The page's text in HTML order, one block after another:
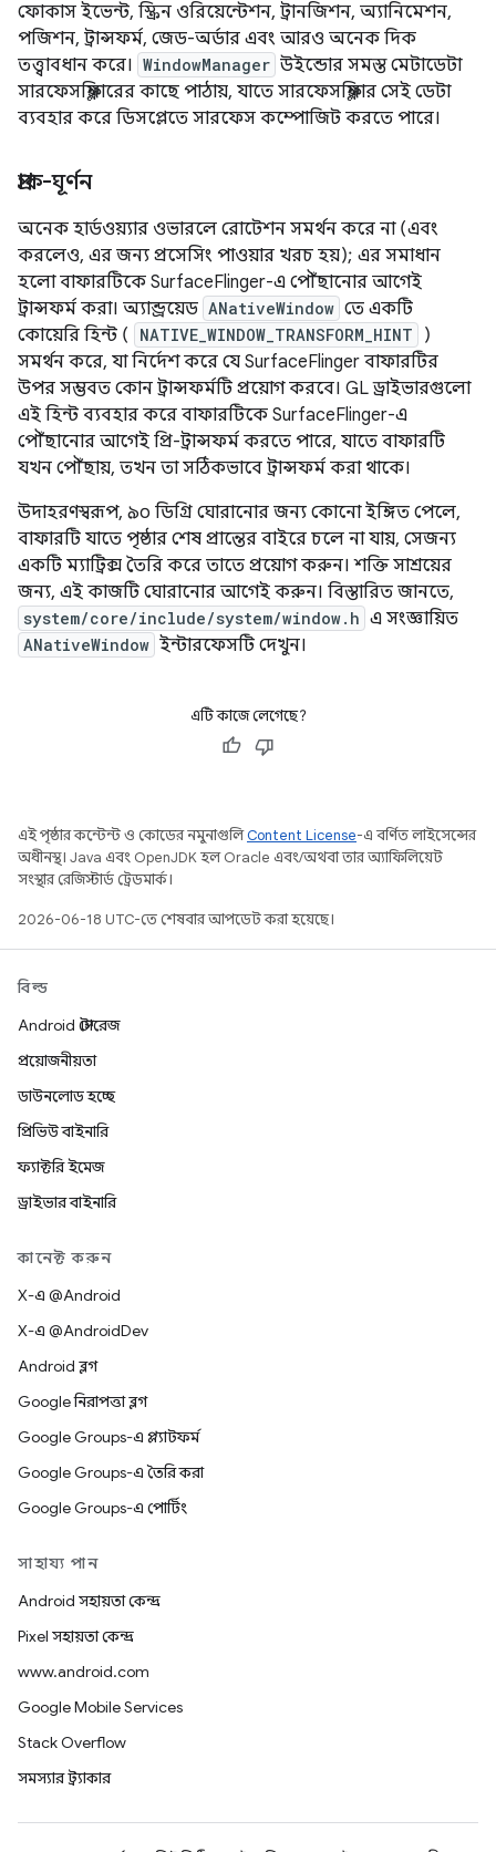
ফোকাস ইভেন্ট, স্ক্রিন ওরিয়েন্টেশন, ট্রানজিশন, অ্যানিমেশন,
পজিশন, ট্রান্সফর্ম, জেড-অর্ডার এবং আরও অনেক দিক
তত্ত্বাবধান করে। WindowManager উইন্ডোর সমস্ত মেটাডেটা
সারফেসফ্লিঙ্গারের কাছে পাঠায়, যাতে সারফেসফ্লিঙ্গার সেই ডেটা
ব্যবহার করে ডিসপ্লেতে সারফেস কম্পোজিট করতে পারে।
প্রাক-ঘূর্ণন
অনেক হার্ডওয়্যার ওভারলে রোটেশন সমর্থন করে না (এবং
করলেও, এর জন্য প্রসেসিং পাওয়ার খরচ হয়); এর সমাধান
হলো বাফারটিকে SurfaceFlinger-এ পৌঁছানোর আগেই
ট্রান্সফর্ম করা। অ্যান্ড্রয়েড ANativeWindow তে একটি
কোয়েরি হিন্ট (
NATIVE_WINDOW_TRANSFORM_HINT
)
সমর্থন করে, যা নির্দেশ করে যে SurfaceFlinger বাফারটির
উপর সম্ভবত কোন ট্রান্সফর্মটি প্রয়োগ করবে। GL ড্রাইভারগুলো
এই হিন্ট ব্যবহার করে বাফারটিকে SurfaceFlinger-এ
পৌঁছানোর আগেই প্রি-ট্রান্সফর্ম করতে পারে, যাতে বাফারটি
যখন পৌঁছায়, তখন তা সঠিকভাবে ট্রান্সফর্ম করা থাকে।
উদাহরণস্বরূপ, ৯০ ডিগ্রি ঘোরানোর জন্য কোনো ইঙ্গিত পেলে,
বাফারটি যাতে পৃষ্ঠার শেষ প্রান্তের বাইরে চলে না যায়, সেজন্য
একটি ম্যাট্রিক্স তৈরি করে তাতে প্রয়োগ করুন। শক্তি সাশ্রয়ের
জন্য, এই কাজটি ঘোরানোর আগেই করুন। বিস্তারিত জানতে,
system/core/include/system/window.h এ সংজ্ঞায়িত
ANativeWindow ইন্টারফেসটি দেখুন।
এটি কাজে লেগেছে?
এই পৃষ্ঠার কন্টেন্ট ও কোডের নমুনাগুলিContent License-এ বর্ণিত লাইসেন্সের
অধীনস্থ। Java এবং OpenJDK হল Oracle এবং/অথবা তার অ্যাফিলিয়েট
সংস্থার রেজিস্টার্ড ট্রেডমার্ক।
2026-06-18 UTC-তে শেষবার আপডেট করা হয়েছে।
বিল্ড
Android স্টোরেজ
প্রয়োজনীয়তা
ডাউনলোড হচ্ছে
প্রিভিউ বাইনারি
ফ্যাক্টরি ইমেজ
ড্রাইভার বাইনারি
কানেক্ট করুন
X-এ @Android
X-এ @AndroidDev
Android ব্লগ
Google নিরাপত্তা ব্লগ
Google Groups-এ প্ল্যাটফর্ম
Google Groups-এ তৈরি করা
Google Groups-এ পোর্টিং
সাহায্য পান
Android সহায়তা কেন্দ্র
Pixel সহায়তা কেন্দ্র
www.android.com
Google Mobile Services
Stack Overflow
সমস্যার ট্র্যাকার